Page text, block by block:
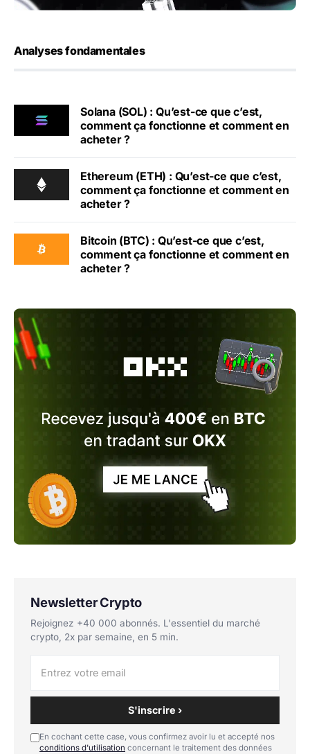
Analyses fondamentales
Solana (SOL) : Qu’est-ce que c’est,
comment ça fonctionne et comment en
acheter ?
Ethereum (ETH) : Qu’est-ce que c’est,
comment ça fonctionne et comment en
acheter ?
Bitcoin (BTC) : Qu’est-ce que c’est,
comment ça fonctionne et comment en
acheter ?
Newsletter Crypto
Rejoignez +40 000 abonnés. L'essentiel du marché
crypto, 2x par semaine, en 5 min.
S'inscrire ›
En cochant cette case, vous confirmez avoir lu et accepté nos
conditions d'utilisation concernant le traitement des données